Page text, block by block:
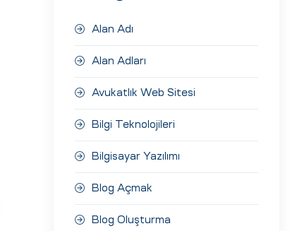
Alan Adı
Alan Adları
Avukatlık Web Sitesi
Bilgi Teknolojileri
Bilgisayar Yazılımı
Blog Açmak
Blog Oluşturma